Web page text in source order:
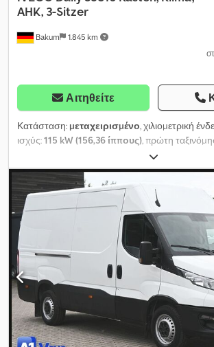
Bakum 1.845 km
AHK, 3-Sitzer
Αιτηθείτε
Κατάσταση: μεταχειρισμένο, χιλιομετρική
ισχύς:115 kW (156,36 ίππους) , πρώτη
2.271 κιλ
φόρτωσης:1.229 κιλ, συνολικό βάρος:3.500
ελαστικού:225/65 16C, κατάσταση ελαστικών:
διάταξη αξόνων:
, μεταξόνιο: 3.550 χιλ. ,
καμπίνα οδηγού:ημερήσια καμπίνα, τύπος
μηχανικός
, κατηγορία εκπομπών:Euro 6 ,
συνολικό μήκος:
3.520 χιλ. , όγκος χώρου
χώρου φόρτωσης:3.520 χιλ., πλάτος χώρου
χιλ.
, ύψος χώρου φόρτωσης: 1.898 χιλ., Έτος
ώρες λειτουργίας:96.345 h
, διάσταση
225/65 16C
, μέγεθος πίσω ελαστικού:225/65
ABS, αερόσακος, εγγραφή φορτηγού,
πρόγραμμα ευστάθειας (ESP), κεντρικό
κλιματισμός, συρόμενη πόρτα, σύστημα